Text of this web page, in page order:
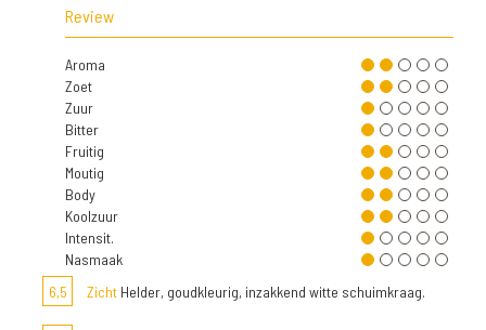
Review
Aroma
Zoet
Zuur
Bitter
Fruitig
Moutig
Body
Koolzuur
Intensit.
Nasmaak
6,5
Zicht Helder, goudkleurig, inzakkend witte schuimkraag.